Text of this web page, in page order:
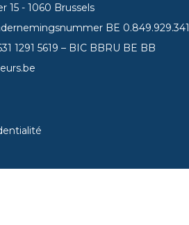
15 - 1060 Brussels
BE 0.849.929.341
1291 5619 – BIC BBRU BE BB